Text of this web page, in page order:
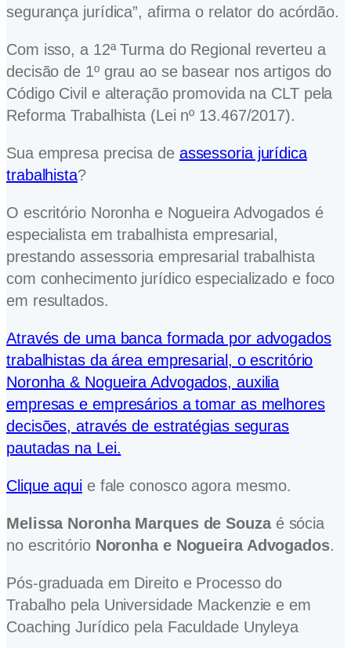
segurança jurídica”, afirma o relator do acórdão.
Com isso, a 12ª Turma do Regional reverteu a
decisão de 1º grau ao se basear nos artigos do
Código Civil e alteração promovida na CLT pela
Reforma Trabalhista (Lei nº 13.467/2017).
Sua empresa precisa de assessoria jurídica
trabalhista?
O escritório Noronha e Nogueira Advogados é
especialista em trabalhista empresarial,
prestando assessoria empresarial trabalhista
com conhecimento jurídico especializado e foco
em resultados.
Através de uma banca formada por advogados
trabalhistas da área empresarial, o escritório
Noronha & Nogueira Advogados, auxilia
empresas e empresários a tomar as melhores
decisões, através de estratégias seguras
pautadas na Lei.
Clique aquie fale conosco agora mesmo.
Melissa Noronha Marques de Souza é sócia
no escritório Noronha e Nogueira Advogados.
Pós-graduada em Direito e Processo do
Trabalho pela Universidade Mackenzie e em
Coaching Jurídico pela Faculdade Unyleya